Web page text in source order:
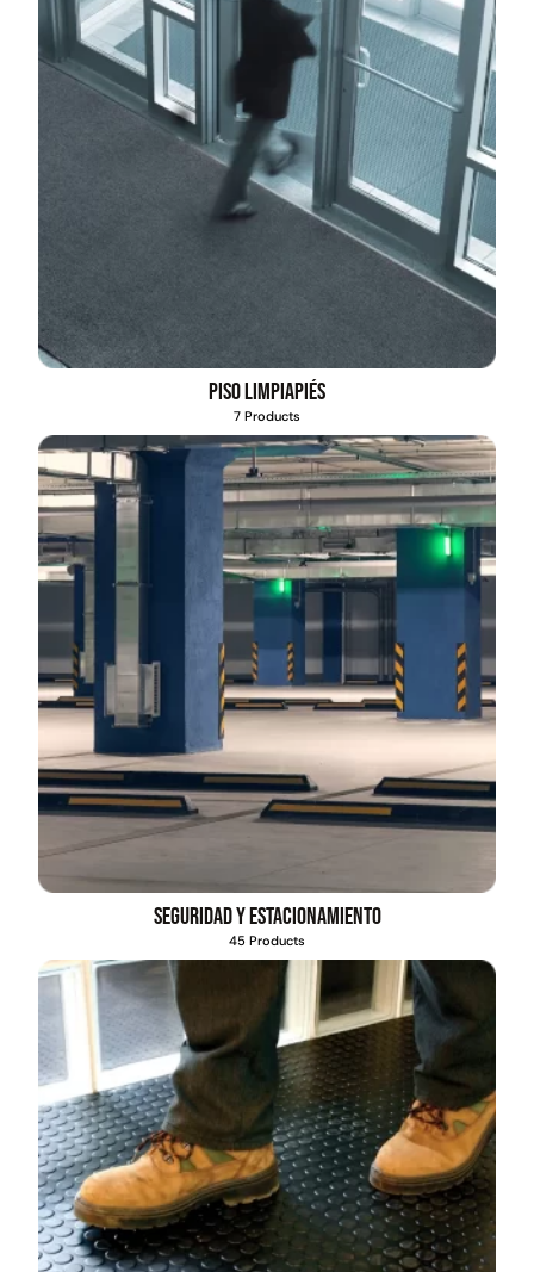
Piso limpiapiés
7 Products
Seguridad y estacionamiento
45 Products